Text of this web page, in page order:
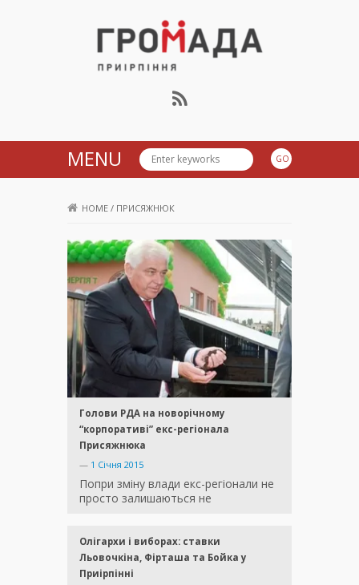
Громада Приірпіння
MENU
HOME / ПРИСЯЖНЮК
Голови РДА на новорічному
“корпоративі” екс-регіонала
Присяжнюка
— 1 Січня 2015
Попри зміну влади екс-регіонали не
просто залишаються не
Олігархи і виборах: ставки
Льовочкіна, Фірташа та Бойка у
Приірпінні